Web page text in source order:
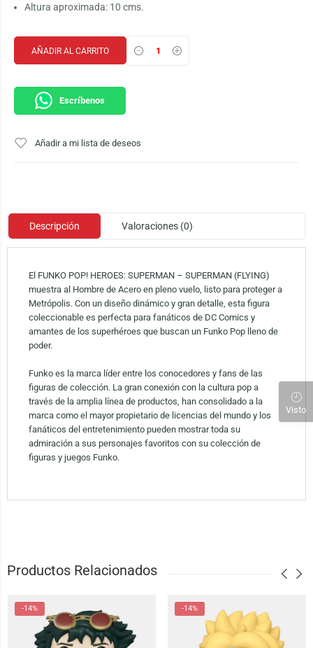
Altura aproximada: 10 cms.
AÑADIR AL CARRITO
Escríbenos
Añadir a mi lista de deseos
Descripción Valoraciones (0)
El FUNKO POP! HEROES: SUPERMAN – SUPERMAN (FLYING)
muestra al Hombre de Acero en pleno vuelo, listo para proteger a
Metrópolis. Con un diseño dinámico y gran detalle, esta figura
coleccionable es perfecta para fanáticos de DC Comics y
amantes de los superhéroes que buscan un Funko Pop lleno de
poder.
Funko es la marca líder entre los conocedores y fans de las
figuras de colección. La gran conexión con la cultura pop a
través de la amplia línea de productos, han consolidado a la
marca como el mayor propietario de licencias del mundo y los
fanáticos del entretenimiento pueden mostrar toda su
admiración a sus personajes favoritos con su colección de
figuras y juegos Funko.
Productos Relacionados
-14% -14%
Visto